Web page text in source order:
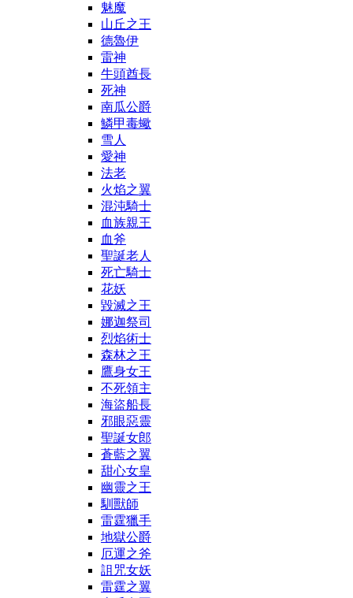
魅魔
山丘之王
德魯伊
雷神
牛頭酋長
死神
南瓜公爵
鱗甲毒蠍
雪人
愛神
法老
火焰之翼
混沌騎士
血族親王
血斧
聖誕老人
死亡騎士
花妖
毀滅之王
娜迦祭司
烈焰術士
森林之王
鷹身女王
不死領主
海盜船長
邪眼惡靈
聖誕女郎
蒼藍之翼
甜心女皇
幽靈之王
馴獸師
雷霆獵手
地獄公爵
厄運之斧
詛咒女妖
雷霆之翼